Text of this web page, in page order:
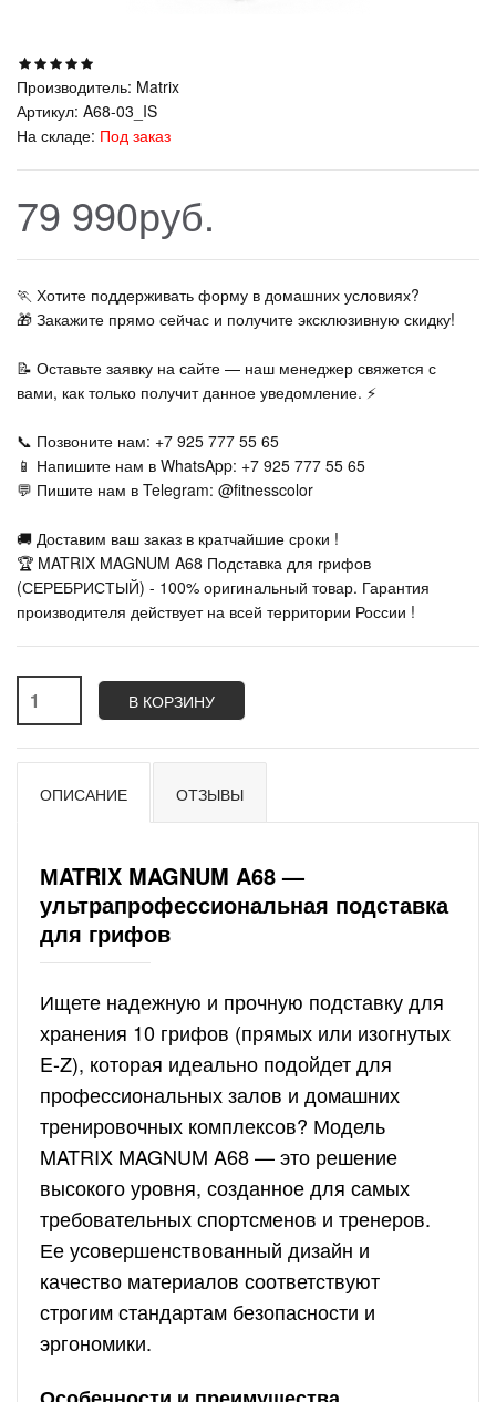
Производитель: Matrix
Артикул: A68-03_IS
На складе: Под заказ
79 990руб.
🏃‍ Хотите поддерживать форму в домашних условиях?
🎁 Закажите прямо сейчас и получите эксклюзивную скидку!
📝 Оставьте заявку на сайте — наш менеджер свяжется с
вами, как только получит данное уведомление. ⚡
📞 Позвоните нам: +7 925 777 55 65
📱 Напишите нам в WhatsApp: +7 925 777 55 65
💬 Пишите нам в Telegram: @fitnesscolor
🚚 Доставим ваш заказ в кратчайшие сроки !
🏆 MATRIX MAGNUM A68 Подставка для грифов
(СЕРЕБРИСТЫЙ) - 100% оригинальный товар. Гарантия
производителя действует на всей территории России !
В КОРЗИНУ
ОПИСАНИЕ ОТЗЫВЫ
МATRIX MAGNUM A68 —
ультрапрофессиональная подставка
для грифов
Ищете надежную и прочную подставку для
хранения 10 грифов (прямых или изогнутых
E-Z), которая идеально подойдет для
профессиональных залов и домашних
тренировочных комплексов? Модель
MATRIX MAGNUM A68 — это решение
высокого уровня, созданное для самых
требовательных спортсменов и тренеров.
Ее усовершенствованный дизайн и
качество материалов соответствуют
строгим стандартам безопасности и
эргономики.